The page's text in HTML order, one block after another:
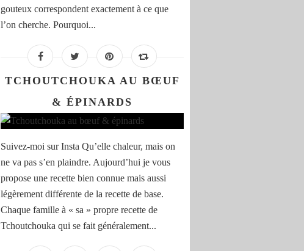
gouteux correspondent exactement à ce que
l’on cherche. Pourquoi...
TCHOUTCHOUKA AU BŒUF
& ÉPINARDS
Suivez-moi sur Insta Qu’elle chaleur, mais on
ne va pas s’en plaindre. Aujourd’hui je vous
propose une recette bien connue mais aussi
légèrement différente de la recette de base.
Chaque famille à « sa » propre recette de
Tchoutchouka qui se fait généralement...